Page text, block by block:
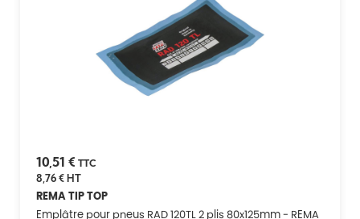
10,51 € TTC
8,76 €HT
REMA TIP TOP
Emplâtre pour pneus RAD 120TL 2 plis 80x125mm - REMA